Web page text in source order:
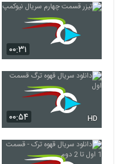
۰۰:۳۱
۰۰:۵۴ HD